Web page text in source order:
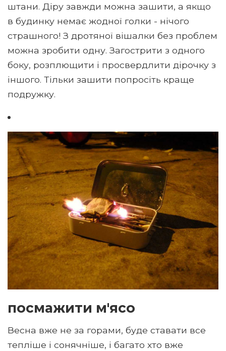
штани. Діру завжди можна зашити, а якщо
в будинку немає жодної голки - нічого
страшного! З дротяної вішалки без проблем
можна зробити одну. Загострити з одного
боку, розплющити і просвердлити дірочку з
іншого. Тільки зашити попросіть краще
подружку.
посмажити м'ясо
Весна вже не за горами, буде ставати все
тепліше і сонячніше, і багато хто вже